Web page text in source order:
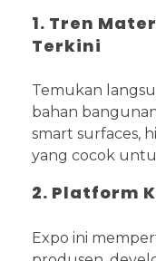
1. Tren
Terkini
Temukan
bahan
smart surfaces,
yang cocok
2. Platform
Expo ini